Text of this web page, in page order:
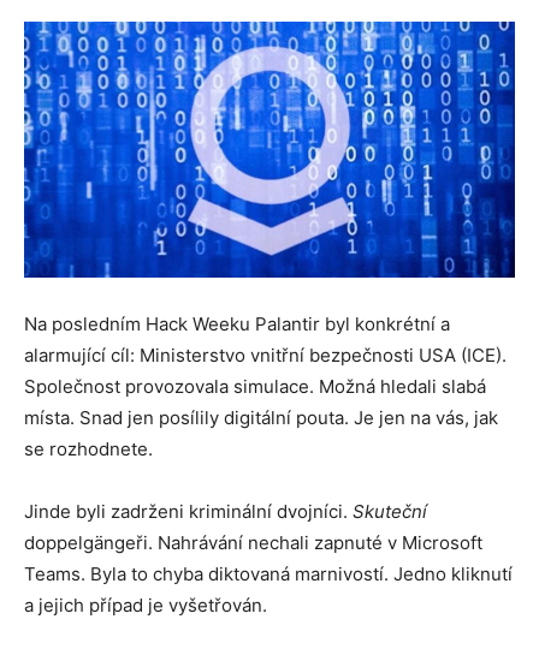
Na posledním Hack Weeku Palantir byl konkrétní a
alarmující cíl: Ministerstvo vnitřní bezpečnosti USA (ICE).
Společnost provozovala simulace. Možná hledali slabá
místa. Snad jen posílily digitální pouta. Je jen na vás, jak
se rozhodnete.
Jinde byli zadrženi kriminální dvojníci. Skuteční
doppelgängeři. Nahrávání nechali zapnuté v Microsoft
Teams. Byla to chyba diktovaná marnivostí. Jedno kliknutí
a jejich případ je vyšetřován.